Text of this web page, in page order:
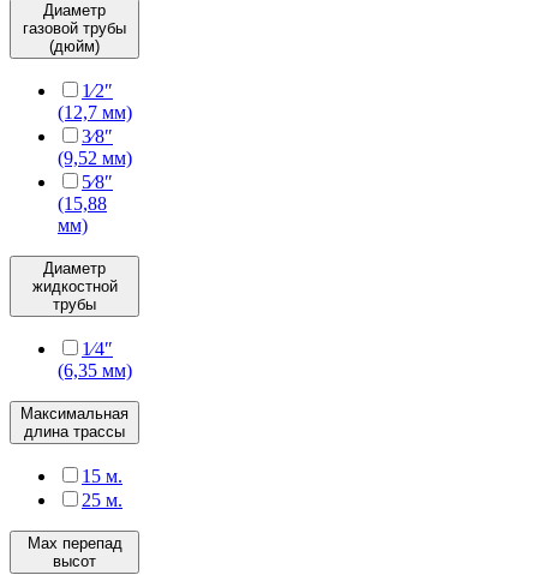
Диаметр
газовой трубы
(дюйм)
1⁄2″
(12,7 мм)
3⁄8″
(9,52 мм)
5⁄8″
(15,88
мм)
Диаметр
жидкостной
трубы
1⁄4″
(6,35 мм)
Максимальная
длина трассы
15 м.
25 м.
Max перепад
высот